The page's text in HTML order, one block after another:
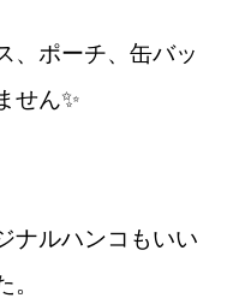
、ポーチ、缶バッ
せん✨
ナルハンコもいい